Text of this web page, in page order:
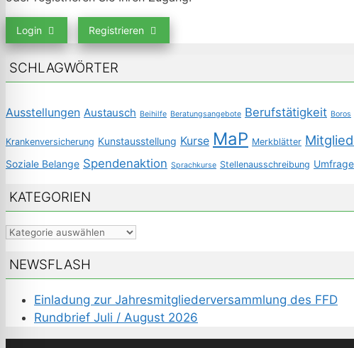
Login Registrieren
SCHLAGWÖRTER
Ausstellungen Austausch Beihilfe Beratungsangebote Berufstätigkeit Boros
Krankenversicherung Kunstausstellung Kurse MaP Merkblätter
Soziale Belange Spendenaktion Sprachkurse Stellenausschreibung Umfrage
KATEGORIEN
Kategorien
NEWSFLASH
Einladung zur Jahresmitgliederversammlung des FFD
Rundbrief Juli / August 2026